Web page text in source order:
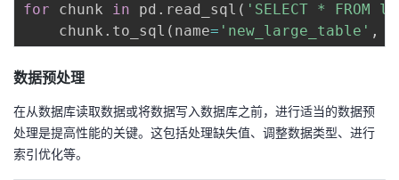
for chunk in pd . read_sql ( 'SELECT * FROM
    chunk
. to_sql ( name= 'new_large_table' ,
数据预处理
在从数据库读取数据或将数据写入数据库之前，进行适当的数据预
处理是提高性能的关键。这包括处理缺失值、调整数据类型、进行
索引优化等。